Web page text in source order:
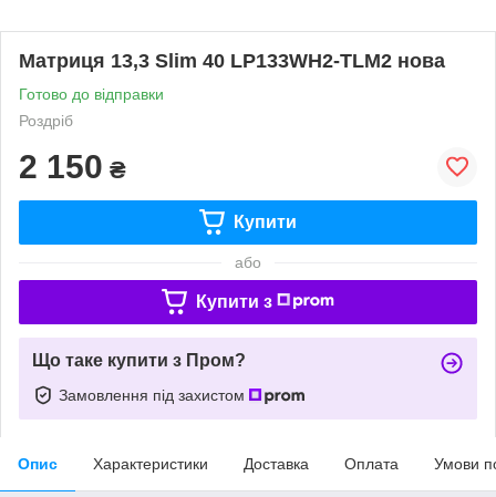
Матриця 13,3 Slim 40 LP133WH2-TLM2 нова
Готово до відправки
Роздріб
2 150 ₴
Купити
або
Купити з
Що таке купити з Пром?
Замовлення під захистом
Опис Характеристики Доставка Оплата Умови